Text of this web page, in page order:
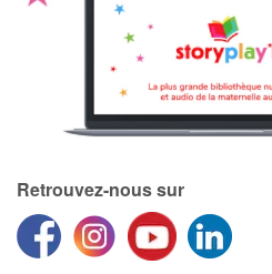
Retrouvez-nous sur